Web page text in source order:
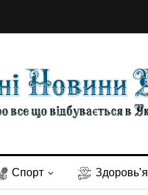
Спорт Здоровь’я